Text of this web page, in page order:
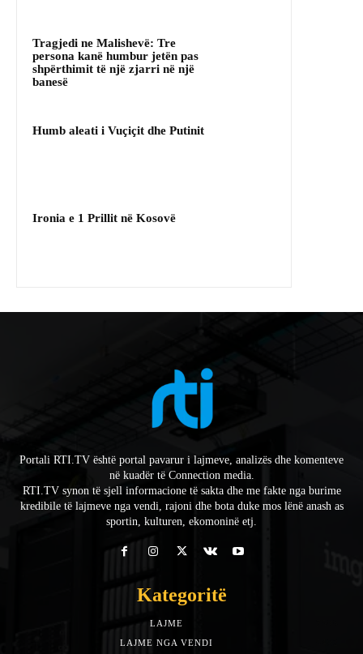
Tragjedi ne Malishevë: Tre
persona kanë humbur jetën pas
shpërthimit të një zjarri në një
banesë
Humb aleati i Vuçiçit dhe Putinit
Ironia e 1 Prillit në Kosovë
Portali RTI.TV është portal pavarur i lajmeve, analizës dhe komenteve
në kuadër të Connection media.
RTI.TV synon të sjell informacione të sakta dhe me fakte nga burime
kredibile të lajmeve nga vendi, rajoni dhe bota duke mos lënë anash as
sportin, kulturen, ekomoninë etj.
Kategoritë
LAJME
LAJME NGA VENDI